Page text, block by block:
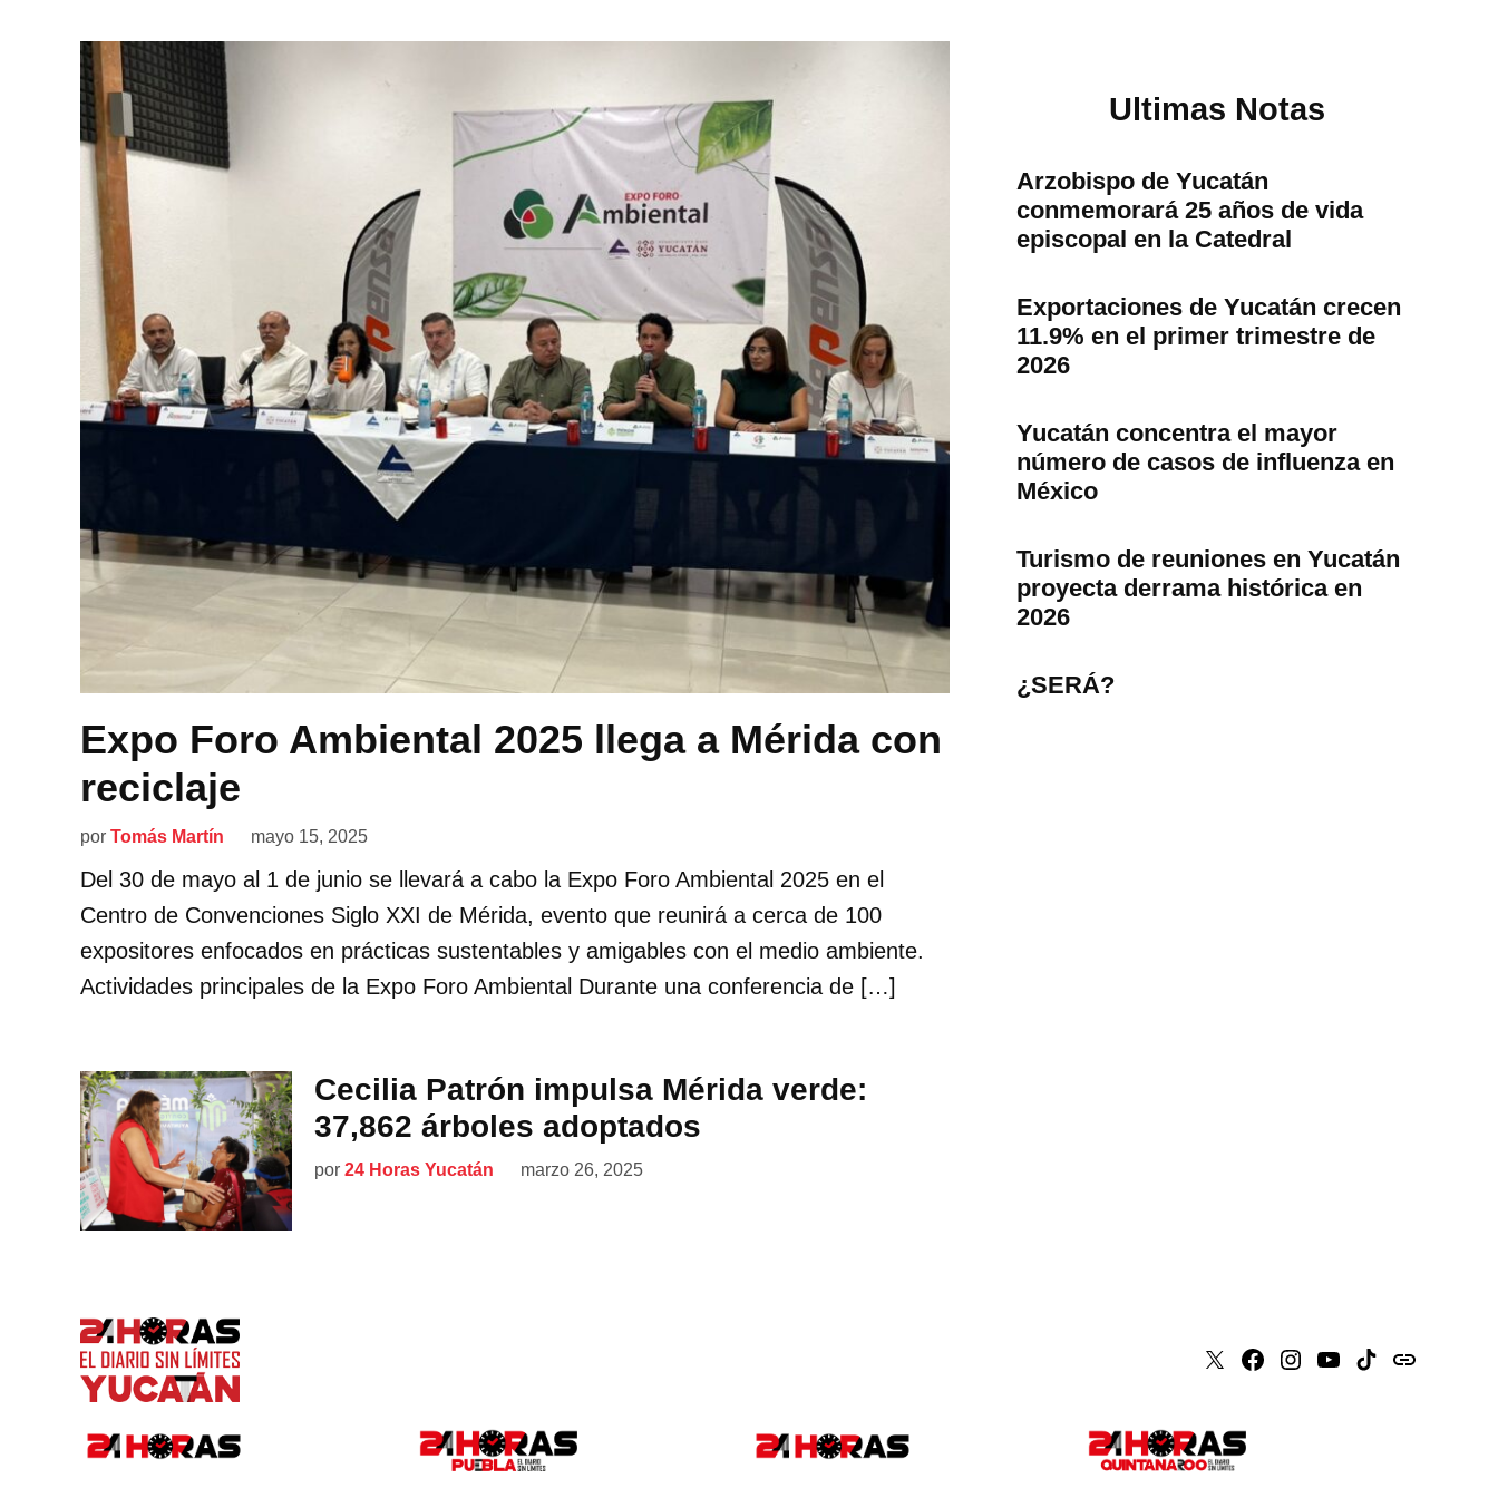
Expo Foro Ambiental 2025 llega a Mérida con
reciclaje
por Tomás Martín mayo 15, 2025
Del 30 de mayo al 1 de junio se llevará a cabo la Expo Foro Ambiental 2025 en el
Centro de Convenciones Siglo XXI de Mérida, evento que reunirá a cerca de 100
expositores enfocados en prácticas sustentables y amigables con el medio ambiente.
Actividades principales de la Expo Foro Ambiental Durante una conferencia de […]
Cecilia Patrón impulsa Mérida verde:
37,862 árboles adoptados
por 24 Horas Yucatán marzo 26, 2025
Ultimas Notas
Arzobispo de Yucatán
conmemorará 25 años de vida
episcopal en la Catedral
Exportaciones de Yucatán crecen
11.9% en el primer trimestre de
2026
Yucatán concentra el mayor
número de casos de influenza en
México
Turismo de reuniones en Yucatán
proyecta derrama histórica en
2026
¿SERÁ?
X Faceboook
Instagram
Youtube
Tiktokissuu